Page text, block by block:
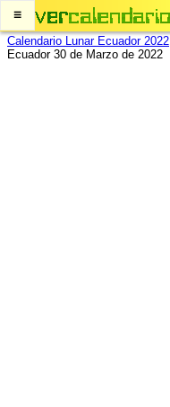
≡
Calendario Lunar Ecuador 2022
Ecuador 30 de Marzo de 2022